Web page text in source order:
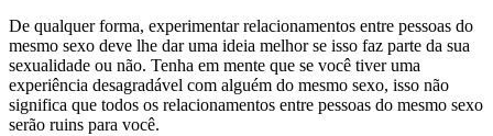
De qualquer forma, experimentar relacionamentos entre pessoas do
mesmo sexo deve lhe dar uma ideia melhor se isso faz parte da sua
sexualidade ou não. Tenha em mente que se você tiver uma
experiência desagradável com alguém do mesmo sexo, isso não
significa que todos os relacionamentos entre pessoas do mesmo sexo
serão ruins para você.